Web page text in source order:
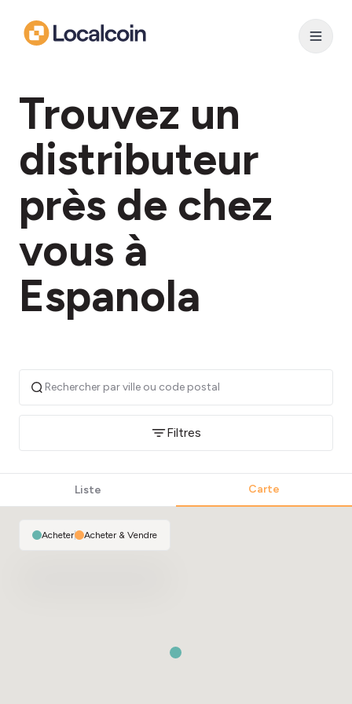
Trouvez un
distributeur
près de chez
vous à
Espanola
Filtres
Liste Carte
Acheter| Acheter & Vendre